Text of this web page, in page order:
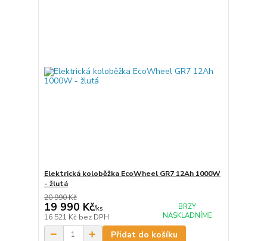
Elektrická koloběžka EcoWheel GR7 12Ah 1000W
- žlutá
20 990 Kč
19 990 Kč/ks
16 521 Kč bez DPH
BRZY
NASKLADNÍME
Přidat do košíku